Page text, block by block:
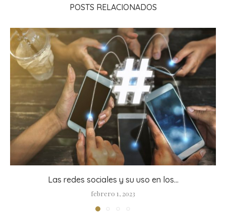
POSTS RELACIONADOS
Las redes sociales y su uso en los...
febrero 1, 2023